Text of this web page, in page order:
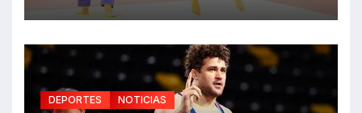
DEPORTES NOTICIAS